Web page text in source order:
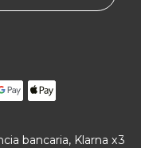
bancaria, Klarna x3